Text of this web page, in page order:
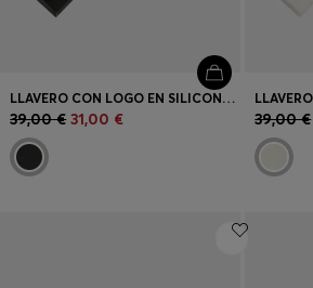
LLAVERO CON LOGO EN SILICONA NEGRA Y LATÓN
39,00 € 31,00 € 39,00 €